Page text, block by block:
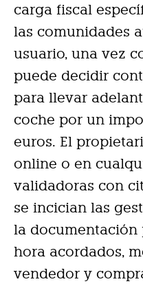
carga fiscal
las comunidades
usuario, una vez
puede decidir
para llevar
coche por un
euros. El
online o en
validadoras con
se incician las
la documentación
hora acordados,
vendedor y